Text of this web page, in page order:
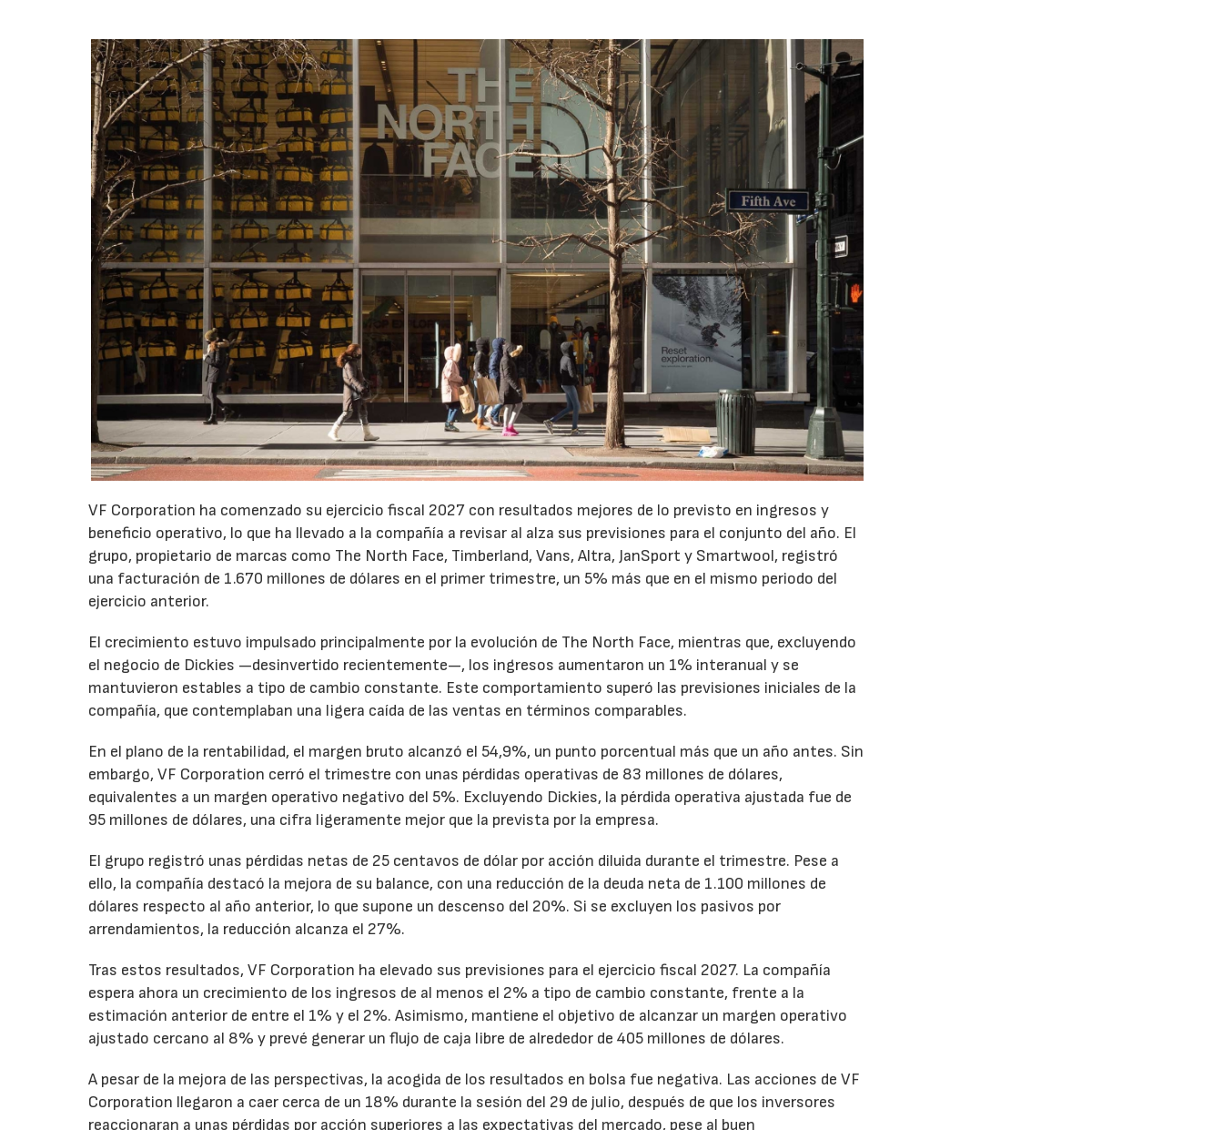
VF Corporation ha comenzado su ejercicio fiscal 2027 con resultados mejores de lo previsto en ingresos y
beneficio operativo, lo que ha llevado a la compañía a revisar al alza sus previsiones para el conjunto del año. El
grupo, propietario de marcas como The North Face, Timberland, Vans, Altra, JanSport y Smartwool, registró
una facturación de 1.670 millones de dólares en el primer trimestre, un 5% más que en el mismo periodo del
ejercicio anterior.
El crecimiento estuvo impulsado principalmente por la evolución de The North Face, mientras que, excluyendo
el negocio de Dickies —desinvertido recientemente—, los ingresos aumentaron un 1% interanual y se
mantuvieron estables a tipo de cambio constante. Este comportamiento superó las previsiones iniciales de la
compañía, que contemplaban una ligera caída de las ventas en términos comparables.
En el plano de la rentabilidad, el margen bruto alcanzó el 54,9%, un punto porcentual más que un año antes. Sin
embargo, VF Corporation cerró el trimestre con unas pérdidas operativas de 83 millones de dólares,
equivalentes a un margen operativo negativo del 5%. Excluyendo Dickies, la pérdida operativa ajustada fue de
95 millones de dólares, una cifra ligeramente mejor que la prevista por la empresa.
El grupo registró unas pérdidas netas de 25 centavos de dólar por acción diluida durante el trimestre. Pese a
ello, la compañía destacó la mejora de su balance, con una reducción de la deuda neta de 1.100 millones de
dólares respecto al año anterior, lo que supone un descenso del 20%. Si se excluyen los pasivos por
arrendamientos, la reducción alcanza el 27%.
Tras estos resultados, VF Corporation ha elevado sus previsiones para el ejercicio fiscal 2027. La compañía
espera ahora un crecimiento de los ingresos de al menos el 2% a tipo de cambio constante, frente a la
estimación anterior de entre el 1% y el 2%. Asimismo, mantiene el objetivo de alcanzar un margen operativo
ajustado cercano al 8% y prevé generar un flujo de caja libre de alrededor de 405 millones de dólares.
A pesar de la mejora de las perspectivas, la acogida de los resultados en bolsa fue negativa. Las acciones de VF
Corporation llegaron a caer cerca de un 18% durante la sesión del 29 de julio, después de que los inversores
reaccionaran a unas pérdidas por acción superiores a las expectativas del mercado, pese al buen